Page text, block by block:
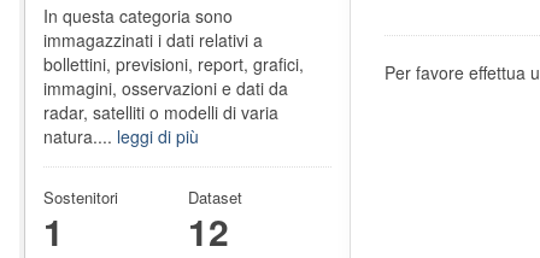
Per favore effettua
In questa categoria sono
immagazzinati i dati relativi a
bollettini, previsioni, report, grafici,
immagini, osservazioni e dati da
radar, satelliti o modelli di varia
natura.... leggi di più
Sostenitori
1
Dataset
12